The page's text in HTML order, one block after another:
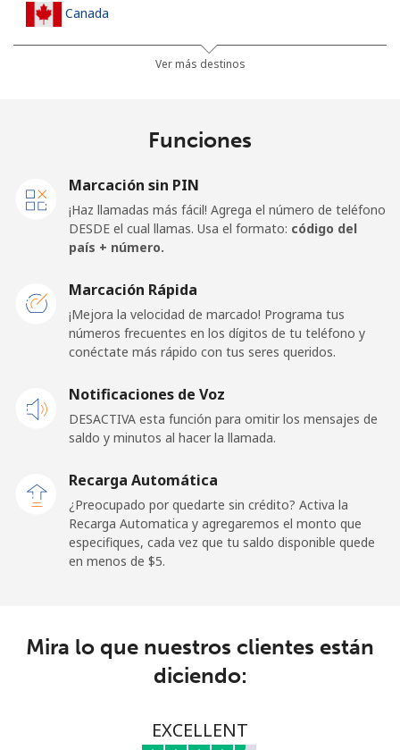
Canada
333 min por ⁦$5⁩
⁦39.5¢⁩ 12 min por ⁦$5⁩ ⁦16¢⁩
Línea fija ⁦23.5¢⁩ 21 min por ⁦$5⁩
⁦25.5¢⁩ 19 min por ⁦$5⁩
Cayman Islands
Celular ⁦27.5¢⁩
Central African Republic
6 min por ⁦$5⁩
Ver más destinos
Funciones
Marcación sin PIN
¡Haz llamadas más fácil! Agrega el número de teléfono
DESDE el cual llamas. Usa el formato: código del
país + número.
Marcación Rápida
¡Mejora la velocidad de marcado! Programa tus
números frecuentes en los dígitos de tu teléfono y
conéctate más rápido con tus seres queridos.
Notificaciones de Voz
DESACTIVA esta función para omitir los mensajes de
saldo y minutos al hacer la llamada.
Recarga Automática
¿Preocupado por quedarte sin crédito? Activa la
Recarga Automatica y agregaremos el monto que
especifiques, cada vez que tu saldo disponible quede
en menos de ⁦$5⁩.
Mira lo que nuestros clientes están
diciendo:
EXCELLENT